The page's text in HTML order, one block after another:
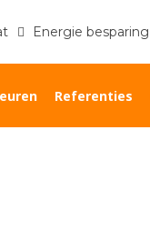
Energie besparing
Referenties